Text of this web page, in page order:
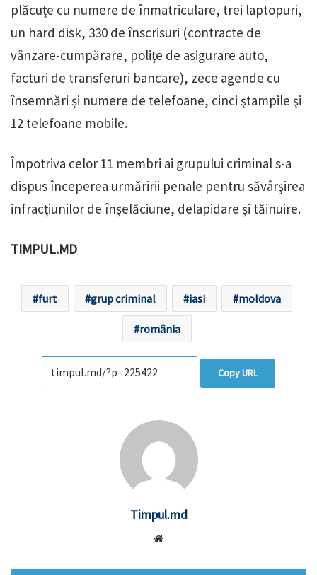
plăcuţe cu numere de înmatriculare, trei laptopuri,
un hard disk, 330 de înscrisuri (contracte de
vânzare-cumpărare, poliţe de asigurare auto,
facturi de transferuri bancare), zece agende cu
însemnări şi numere de telefoane, cinci ştampile şi
12 telefoane mobile.
Împotriva celor 11 membri ai grupului criminal s-a
dispus începerea urmăririi penale pentru săvârşirea
infracţiunilor de înşelăciune, delapidare şi tăinuire.
TIMPUL.MD
furt grup criminal iasi moldova
românia
Copy URL
Timpul.md